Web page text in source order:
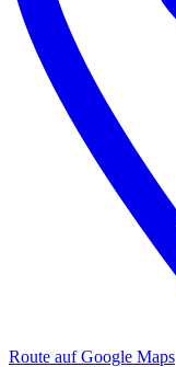
Route auf Google Maps